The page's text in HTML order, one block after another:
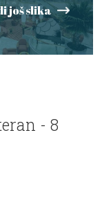
još slika
- 8